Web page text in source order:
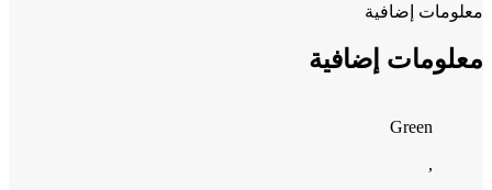
معلومات إضافية
معلومات إضافية
Green
,